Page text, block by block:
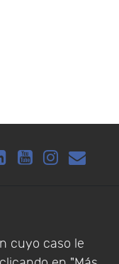
cuyo caso le